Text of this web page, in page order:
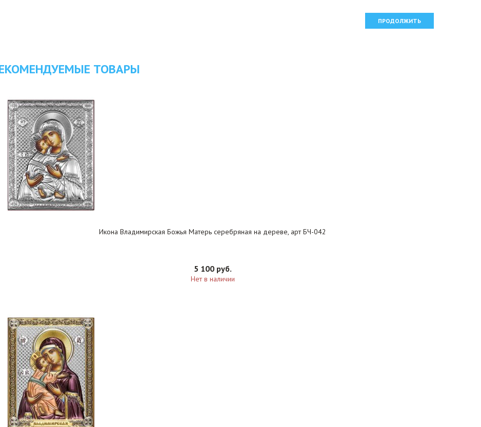
ПРОДОЛЖИТЬ
ТОВАРЫ
Икона Владимирская Божья Матерь серебряная на дереве, арт БЧ-042
5 100 руб.
Нет в наличии